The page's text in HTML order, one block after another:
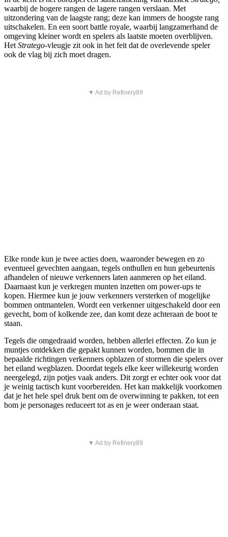
waarbij de hogere rangen de lagere rangen verslaan. Met
uitzondering van de laagste rang; deze kan immers de hoogste rang
uitschakelen. En een soort battle royale, waarbij langzamerhand de
omgeving kleiner wordt en spelers als laatste moeten overblijven.
Het Stratego-vleugje zit ook in het feit dat de overlevende speler
ook de vlag bij zich moet dragen.
▼ Ad by Refinery89
Elke ronde kun je twee acties doen, waaronder bewegen en zo
eventueel gevechten aangaan, tegels onthullen en hun gebeurtenis
afhandelen of nieuwe verkenners laten aanmeren op het eiland.
Daarnaast kun je verkregen munten inzetten om power-ups te
kopen. Hiermee kun je jouw verkenners versterken of mogelijke
bommen ontmantelen. Wordt een verkenner uitgeschakeld door een
gevecht, bom of kolkende zee, dan komt deze achteraan de boot te
staan.
Tegels die omgedraaid worden, hebben allerlei effecten. Zo kun je
muntjes ontdekken die gepakt kunnen worden, bommen die in
bepaalde richtingen verkenners opblazen of stormen die spelers over
het eiland wegblazen. Doordat tegels elke keer willekeurig worden
neergelegd, zijn potjes vaak anders. Dit zorgt er echter ook voor dat
je weinig tactisch kunt voorbereiden. Het kan makkelijk voorkomen
dat je het hele spel druk bent om de overwinning te pakken, tot een
bom je personages reduceert tot as en je weer onderaan staat.
▼ Ad by Refinery89